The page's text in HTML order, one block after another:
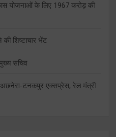
योजनाओं के लिए 1967 करोड़ की
शिष्टाचार भेंट
सचिव
टनकपुर एक्सप्रेस, रेल मंत्री